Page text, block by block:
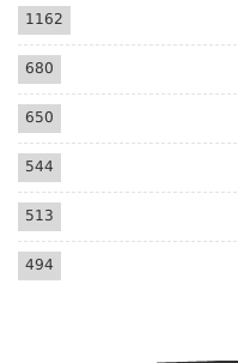
1162
680
650
544
513
494